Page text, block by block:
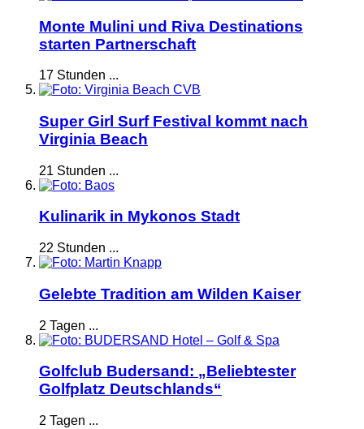
Monte Mulini und Riva Destinations
starten Partnerschaft
17 Stunden ...
Super Girl Surf Festival kommt nach
Virginia Beach
21 Stunden ...
Kulinarik in Mykonos Stadt
22 Stunden ...
Gelebte Tradition am Wilden Kaiser
2 Tagen ...
Golfclub Budersand: „Beliebtester
Golfplatz Deutschlands“
2 Tagen ...